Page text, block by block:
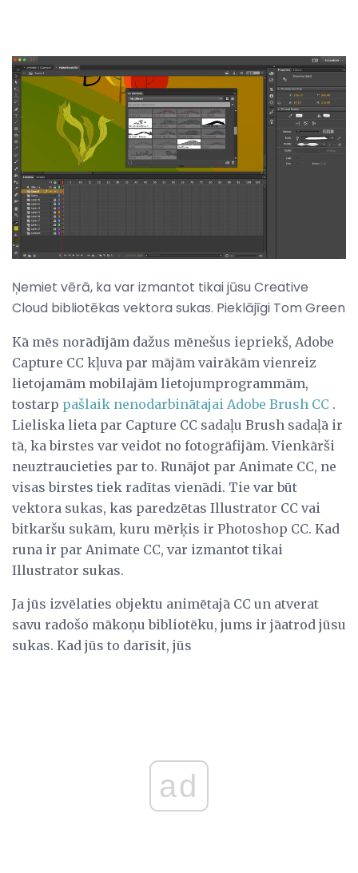
Ņemiet vērā, ka var izmantot tikai jūsu Creative
Cloud bibliotēkas vektora sukas. Pieklājīgi Tom Green
Kā mēs norādījām dažus mēnešus iepriekš, Adobe
Capture CC kļuva par mājām vairākām vienreiz
lietojamām mobilajām lietojumprogrammām,
tostarp pašlaik nenodarbinātajai Adobe Brush CC .
Lieliska lieta par Capture CC sadaļu Brush sadaļā ir
tā, ka birstes var veidot no fotogrāfijām. Vienkārši
neuztraucieties par to. Runājot par Animate CC, ne
visas birstes tiek radītas vienādi. Tie var būt
vektora sukas, kas paredzētas Illustrator CC vai
bitkaršu sukām, kuru mērķis ir Photoshop CC. Kad
runa ir par Animate CC, var izmantot tikai
Illustrator sukas.
Ja jūs izvēlaties objektu animētajā CC un atverat
savu radošo mākoņu bibliotēku, jums ir jāatrod jūsu
sukas. Kad jūs to darīsit, jūs
ad